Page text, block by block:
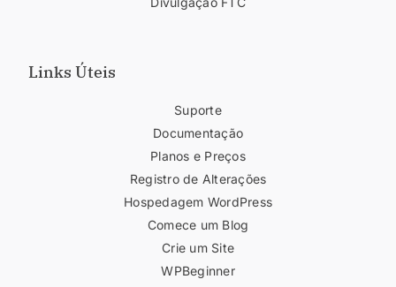
Links Úteis
Suporte
Documentação
Planos e Preços
Registro de Alterações
Hospedagem WordPress
Comece um Blog
Crie um Site
WPBeginner